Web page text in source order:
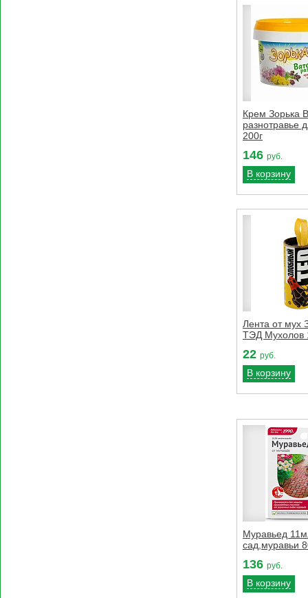
Крем Зорька
разнотравье
200г
146 руб.
В корзину
Лента от мух
ТЭД Мухолов
22 руб.
В корзину
Муравьед
сад,муравьи
136 руб.
В корзину